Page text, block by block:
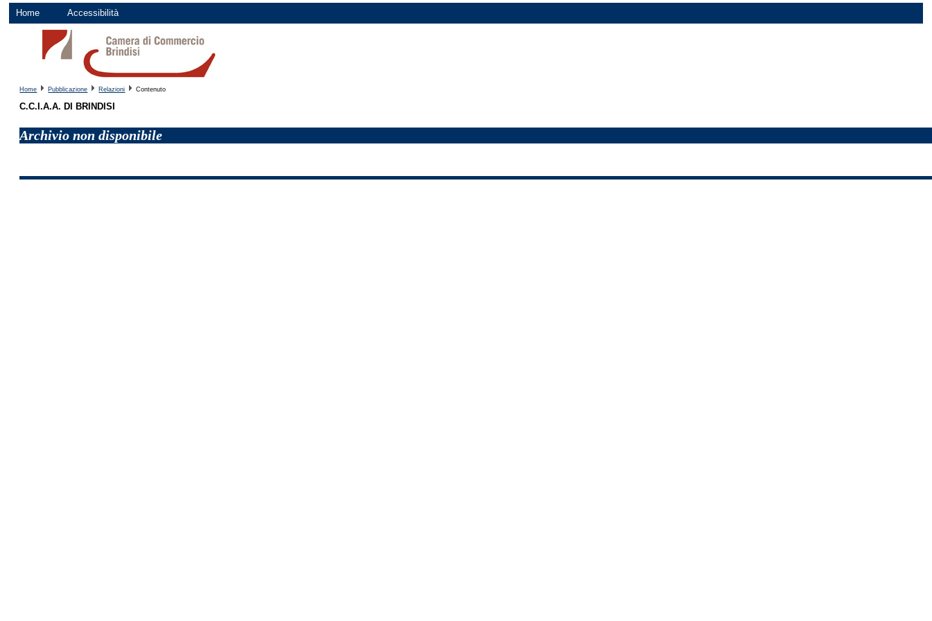
Home Accessibilità
Home Pubblicazione Relazioni Contenuto
C.C.I.A.A. DI BRINDISI
Archivio non disponibile